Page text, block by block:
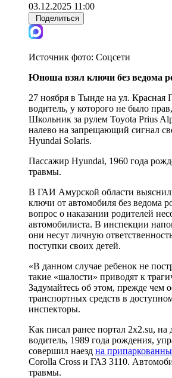
03.12.2025 11:00
Поделиться
Источник фото: Соцсети
Юноша взял ключи без ведома
27 ноября в Тынде на ул. Красная
водитель, у которого не было
Школьник за рулем Toyota Prius
налево на запрещающий сигнал
Hyundai Solaris.
Пассажир Hyundai, 1960 года
травмы.
В ГАИ Амурской области
ключи от автомобиля без ведома
вопрос о наказании родителей
автомобилиста. В инспекции
они несут личную
поступки своих детей.
«В данном случае ребенок не
такие «шалости» приводят к
Задумайтесь об этом, прежде чем
транспортных средств в
инспекторы.
Как писал ранее портал 2х2.su, на
водитель, 1989 года рождения,
совершил наезд на
Corolla Cross и ГАЗ 3110.
травмы.